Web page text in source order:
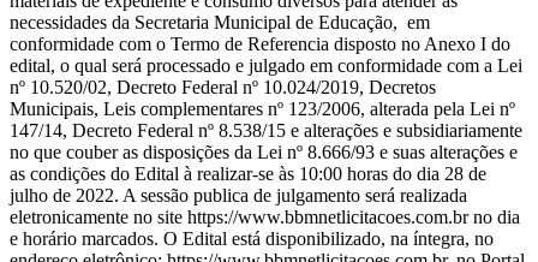
necessidades da Secretaria Municipal de Educação, em
conformidade com o Termo de Referencia disposto no Anexo I do
edital, o qual será processado e julgado em conformidade com a Lei
nº 10.520/02, Decreto Federal nº 10.024/2019, Decretos
Municipais, Leis complementares nº 123/2006, alterada pela Lei nº
147/14, Decreto Federal nº 8.538/15 e alterações e subsidiariamente
no que couber as disposições da Lei nº 8.666/93 e suas alterações e
as condições do Edital à realizar-se às 10:00 horas do dia 28 de
julho de 2022. A sessão publica de julgamento será realizada
eletronicamente no site https://www.bbmnetlicitacoes.com.br no dia
e horário marcados. O Edital está disponibilizado, na íntegra, no